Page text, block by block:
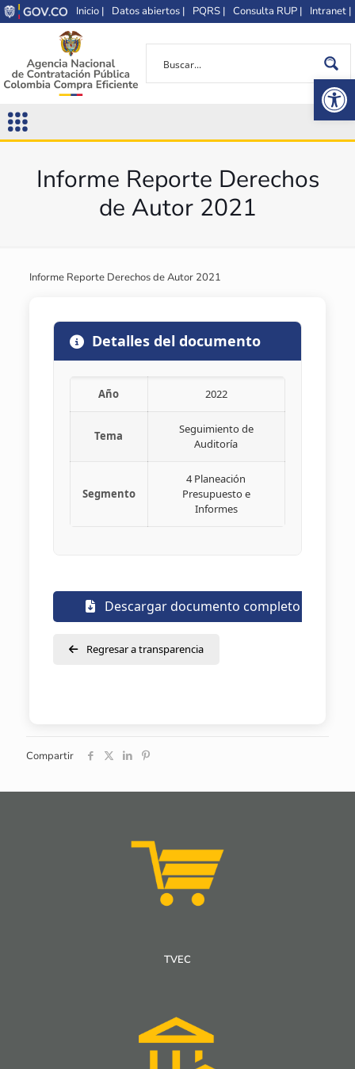
Inicio | Datos abiertos | PQRS | Consulta RUP | Intranet |
Informe Reporte Derechos
de Autor 2021
Informe Reporte Derechos de Autor 2021
Detalles del documento
Año 2022
Tema
Seguimiento de
Auditoría
Segmento
4 Planeación
Presupuesto e
Informes
Descargar documento completo
Regresar a transparencia
Compartir
TVEC